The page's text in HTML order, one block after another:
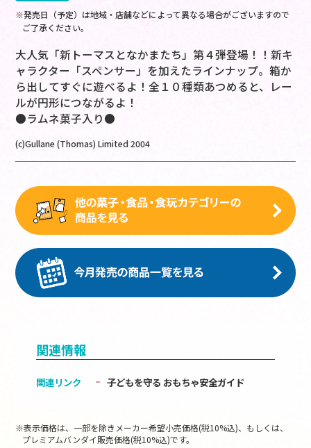
※発売日（予定）は地域・店舗などによって異なる場合がございますので
ご了承ください。
大人気「新トーマスとなかまたち」第４弾登場！！新キ
ャラクター「スペンサー」を加えたラインナップ。箱か
ら出してすぐに遊べるよ！全１０種類あつめると、レー
ルが円形につながるよ！
●ラムネ菓子入り●
(c)Gullane (Thomas) Limited 2004
関連情報
関連リンク 子どもを守る おもちゃ安全ガイド
※表示価格は、一部を除きメーカー希望小売価格(税10%込)、もしくは、
プレミアムバンダイ販売価格(税10%込)です。